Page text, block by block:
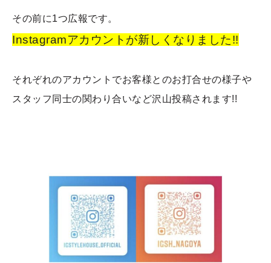
その前に1つ広報です。
Instagramアカウントが新しくなりました!!
それぞれのアカウントでお客様とのお打合せの様子や
スタッフ同士の関わり合いなど沢山投稿されます!!